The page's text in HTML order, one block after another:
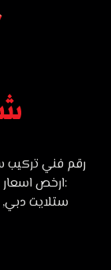
رقم فني تركيب
ستلايت دبي,